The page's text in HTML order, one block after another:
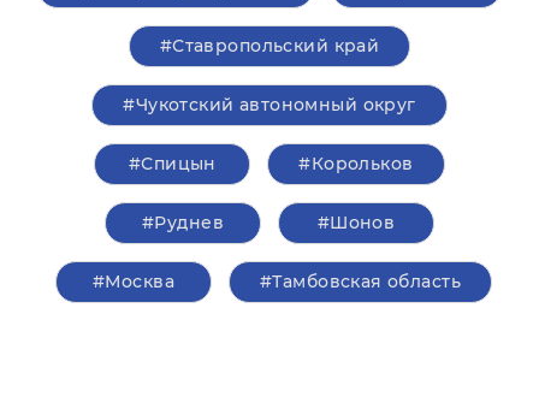
#Ставропольский край
#Чукотский автономный округ
#Спицын #Корольков
#Руднев #Шонов
#Москва #Тамбовская область